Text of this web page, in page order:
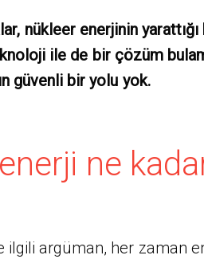
nükleer enerjinin yarattığı
ile de bir çözüm
güvenli bir yolu yok.
ne
ilgili argüman, her zaman